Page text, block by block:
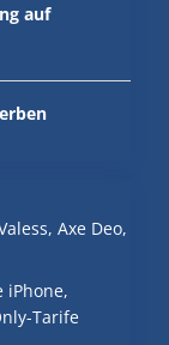
auf
Axe Deo,
Tarife